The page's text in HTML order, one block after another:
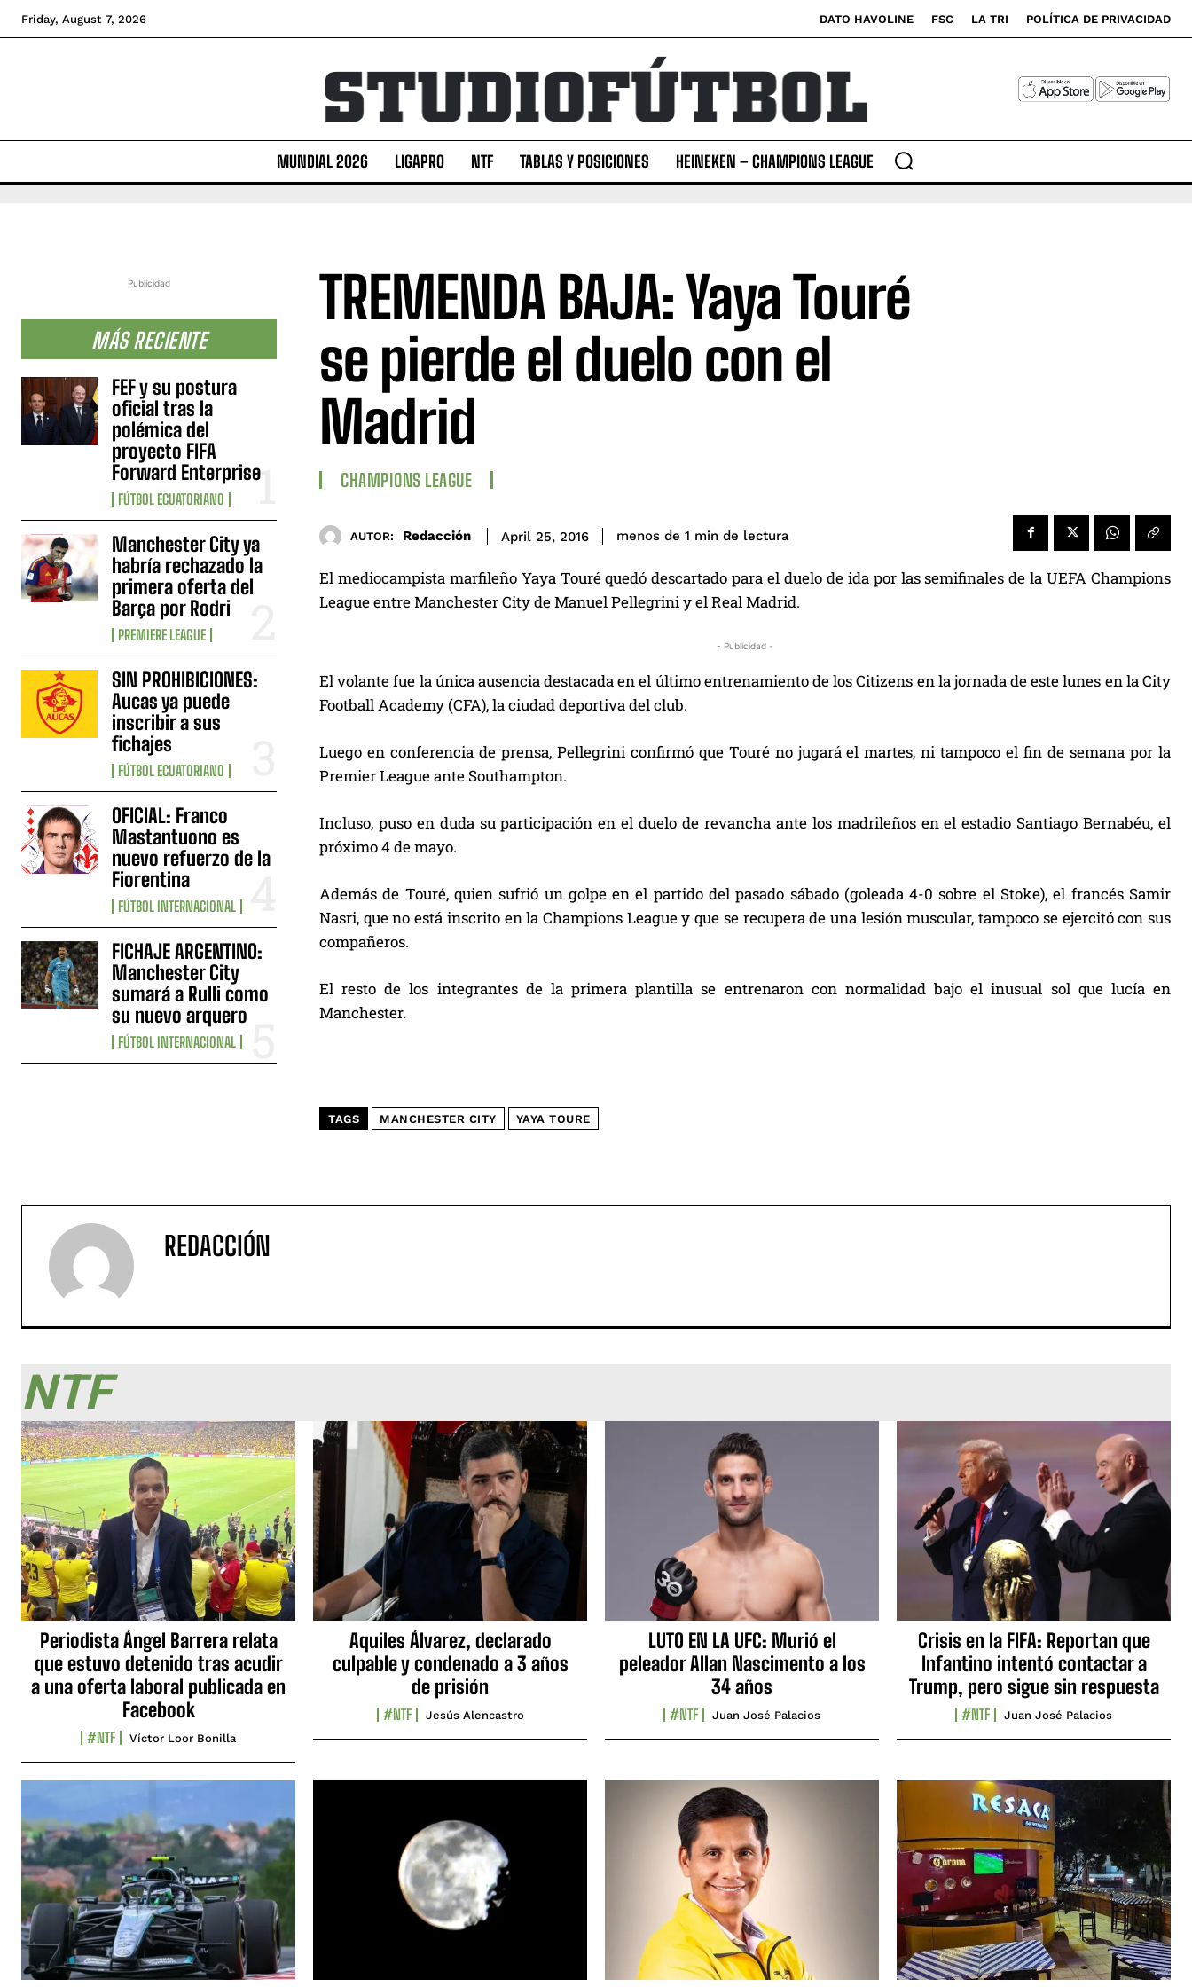
Friday, August 7, 2026 DATO HAVOLINE FSC LA TRI POLÍTICA DE PRIVACIDAD
MUNDIAL 2026 LIGAPRO NTF TABLAS Y POSICIONES HEINEKEN – CHAMPIONS LEAGUE
Publicidad
MÁS RECIENTE
FEF y su postura
oficial tras la
polémica del
proyecto FIFA
Forward Enterprise
FÚTBOL ECUATORIANO
Manchester City ya
habría rechazado la
primera oferta del
Barça por Rodri
PREMIERE LEAGUE
SIN PROHIBICIONES:
Aucas ya puede
inscribir a sus
fichajes
FÚTBOL ECUATORIANO
OFICIAL: Franco
Mastantuono es
nuevo refuerzo de la
Fiorentina
FÚTBOL INTERNACIONAL
FICHAJE ARGENTINO:
Manchester City
sumará a Rulli como
su nuevo arquero
FÚTBOL INTERNACIONAL
TREMENDA BAJA: Yaya Touré
se pierde el duelo con el
Madrid
CHAMPIONS LEAGUE
AUTOR: Redacción April 25, 2016 menos de 1 min de lectura
El mediocampista marfileño Yaya Touré quedó descartado para el duelo de ida por las semifinales de la UEFA Champions
League entre Manchester City de Manuel Pellegrini y el Real Madrid.
- Publicidad -
El volante fue la única ausencia destacada en el último entrenamiento de los Citizens en la jornada de este lunes en la City
Football Academy (CFA), la ciudad deportiva del club.
Luego en conferencia de prensa, Pellegrini confirmó que Touré no jugará el martes, ni tampoco el fin de semana por la
Premier League ante Southampton.
Incluso, puso en duda su participación en el duelo de revancha ante los madrileños en el estadio Santiago Bernabéu, el
próximo 4 de mayo.
Además de Touré, quien sufrió un golpe en el partido del pasado sábado (goleada 4-0 sobre el Stoke), el francés Samir
Nasri, que no está inscrito en la Champions League y que se recupera de una lesión muscular, tampoco se ejercitó con sus
compañeros.
El resto de los integrantes de la primera plantilla se entrenaron con normalidad bajo el inusual sol que lucía en
Manchester.
TAGS MANCHESTER CITY YAYA TOURE
REDACCIÓN
NTF
Periodista Ángel Barrera relata
que estuvo detenido tras acudir
a una oferta laboral publicada en
Facebook
#NTF Víctor Loor Bonilla
Aquiles Álvarez, declarado
culpable y condenado a 3 años
de prisión
#NTF Jesús Alencastro
LUTO EN LA UFC: Murió el
peleador Allan Nascimento a los
34 años
#NTF Juan José Palacios
Crisis en la FIFA: Reportan que
Infantino intentó contactar a
Trump, pero sigue sin respuesta
#NTF Juan José Palacios